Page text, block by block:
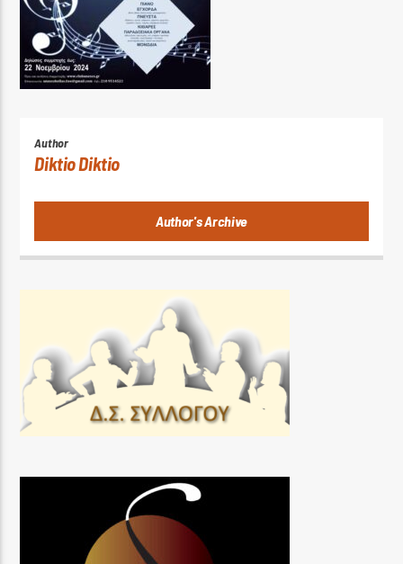
Author
Diktio Diktio
Author's Archive